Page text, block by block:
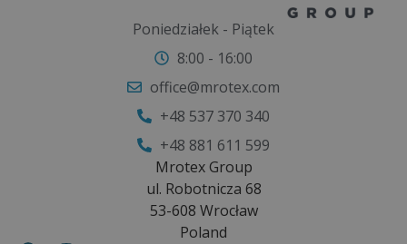
Poniedziałek - Piątek
8:00 - 16:00
office@mrotex.com
+48 537 370 340
+48 881 611 599
Mrotex Group
ul. Robotnicza 68
53-608 Wrocław
Poland